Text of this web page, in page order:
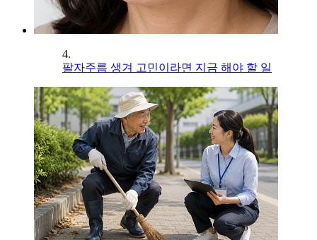
4.
팔자주름 생겨 고민이라면 지금 해야 할 일